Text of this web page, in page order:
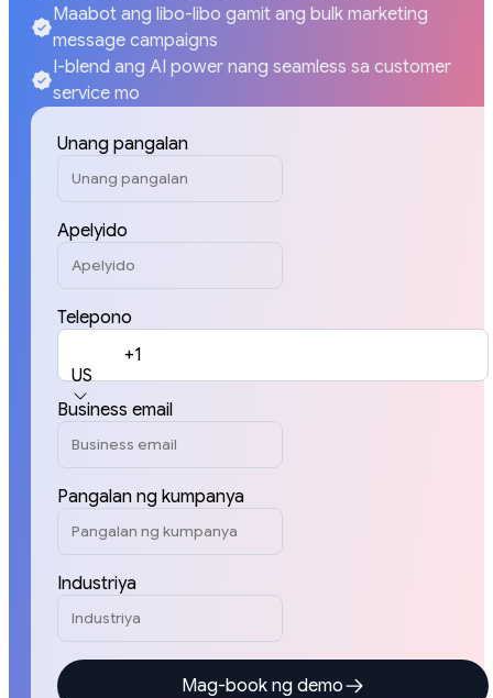
Maabot ang libo-libo gamit ang bulk marketing
message campaigns
I-blend ang AI power nang seamless sa customer
service mo
Unang pangalan
Apelyido
Telepono
US
+1
Business email
Pangalan ng kumpanya
Industriya
Mag-book ng demo